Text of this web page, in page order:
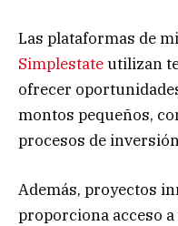
Las plataformas de
Simplestateutilizan
ofrecer
montos pequeños,
procesos de
Además, proyectos
proporciona acceso